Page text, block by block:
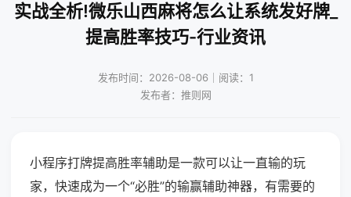
实战全析!微乐山西麻将怎么让系统发好牌_
提高胜率技巧-行业资讯
发布时间：2026-08-06｜阅读：1
发布者：推则网
小程序打牌提高胜率辅助是一款可以让一直输的玩
家，快速成为一个“必胜”的输赢辅助神器，有需要的